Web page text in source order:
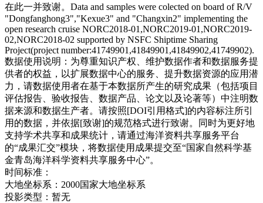
在此一并致谢。Data and samples were colected on board of R/V
"Dongfanghong3","Kexue3" and "Changxin2" implementing the
open research cruise NORC2018-01,NORC2019-01,NORC2019-
02,NORC2018-02 supported by NSFC Shiptime Sharing
Project(project number:41749901,41849901,41849902,41749902).
数据使用说明： 为尊重知识产权、维护数据作者和数据服务提
供者的权益，以扩展数据中心的服务、提升数据资源的应用潜
力，请数据使用者在基于本数据所产生的研究成果（包括项目
评估报告、验收报告、数据产品、论文以及论著等）中注明数
据来源和数据生产者。请按照[DOI引用格式]的内容标注所引
用的数据，并依据[致谢]的规范格式进行致谢。同时为更好地
支持学术共享和成果统计，请通过海洋资料共享服务平台
的“成果汇交”模块，将数据使用成果提交至“国家自然科学基
金青岛海洋科学资料共享服务中心”。
时间标准：
大地坐标系： 2000国家大地坐标系
投影类型： 暂无